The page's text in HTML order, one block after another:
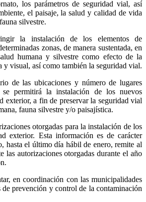
los parámetros de seguridad vial, así
el paisaje, la salud y calidad de vida
silvestre.
la instalación de los elementos de
zonas, de manera sustentada, en
humana y silvestre como efecto de la
y visual, así como también la seguridad vial.
de las ubicaciones y número de lugares
se permitirá la instalación de los nuevos
exterior, a fin de preservar la seguridad vial
fauna silvestre y/o paisajística.
otorgadas para la instalación de los
exterior. Esta información es de carácter
hasta el último día hábil de enero, remite al
las autorizaciones otorgadas durante el año
en coordinación con las municipalidades
prevención y control de la contaminación